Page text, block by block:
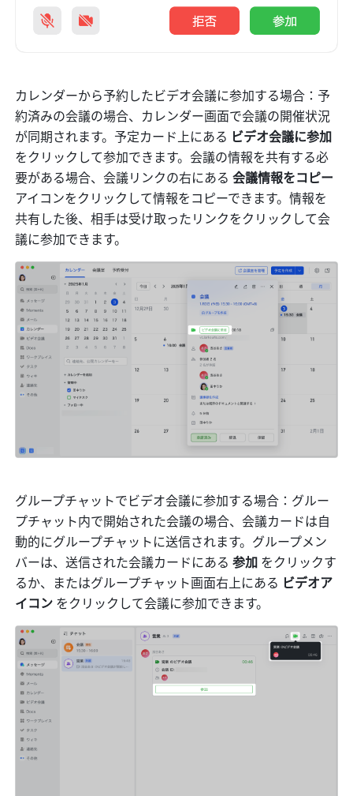
カレンダーから予約したビデオ会議に参加する場合：予
約済みの会議の場合、カレンダー画面で会議の開催状況
が同期されます。予定カード上にある
をクリックして参加できます。会議の情報を共有する必
要がある場合、会議リンクの右にある
アイコンをクリックして情報をコピーできます。情報を
共有した後、相手は受け取ったリンクをクリックして会
議に参加できます。
グループチャットでビデオ会議に参加する場合：グルー
プチャット内で開始された会議の場合、会議カードは自
動的にグループチャットに送信されます。グループメン
バーは、送信された会議カードにある 参加 をクリックす
るか、またはグループチャット画面右上にある ビデオア
イコン をクリックして会議に参加できます。